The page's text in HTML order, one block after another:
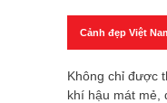
Cảnh đẹp Việt
Không chỉ được
khí hậu mát mẻ,